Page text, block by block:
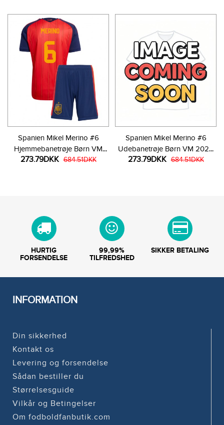
Spanien Mikel Merino #6
Hjemmebanetrøje Børn VM
2026 Kortærmet (+ Korte
273.79DKK 684.51DKK
Spanien Mikel Merino #6
Udebanetrøje Børn VM 2026
Kortærmet (+ Korte bukser)
273.79DKK 684.51DKK
HURTIG
FORSENDELSE
99,99%
TILFREDSHED
SIKKER BETALING
INFORMATION
Din sikkerhed
Kontakt os
Levering og forsendelse
Sådan bestiller du
Størrelsesguide
Vilkår og Betingelser
Om fodboldfanbutik.com